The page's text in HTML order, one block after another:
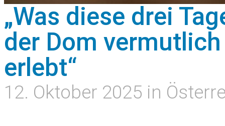
„Was diese drei
der Dom
erlebt“
12. Oktober 2025 in